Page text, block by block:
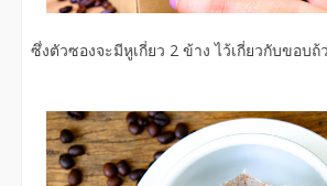
ซึ่งตัวซองจะมีหูเกี่ยว 2 ข้าง ไว้เกี่ยวกับขอบ